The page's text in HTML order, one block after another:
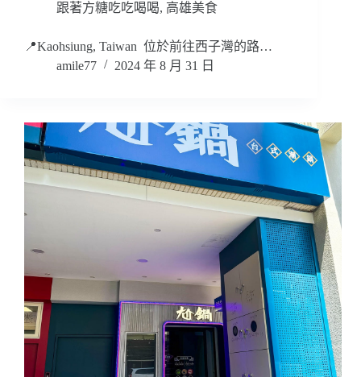
跟著方糖吃吃喝喝, 高雄美食
📍Kaohsiung, Taiwan 位於前往西子灣的路…
amile77
2024 年 8 月 31 日